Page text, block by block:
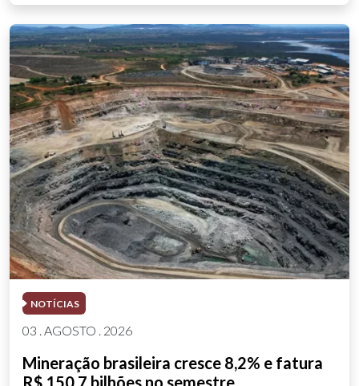
NOTÍCIAS
03 . AGOSTO . 2026
Mineração brasileira cresce 8,2% e fatura